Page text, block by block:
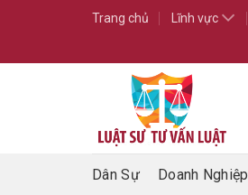
Trang chủ Lĩnh vực
Dân Sự Doanh Nghiệp